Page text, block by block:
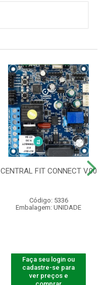
CENTRAL FIT CONNECT V.00
Código: 5336
Embalagem: UNIDADE
Faça seu login ou
cadastre-se para
ver preços e